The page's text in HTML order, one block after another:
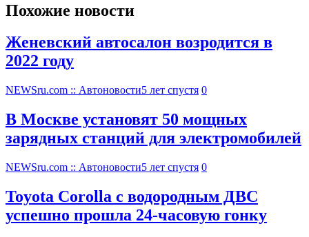
Похожие новости
Женевский автосалон возродится в
2022 году
NEWSru.com :: Автоновости5 лет спустя 0
В Москве установят 50 мощных
зарядных станций для электромобилей
NEWSru.com :: Автоновости5 лет спустя 0
Toyota Corolla с водородным ДВС
успешно прошла 24-часовую гонку